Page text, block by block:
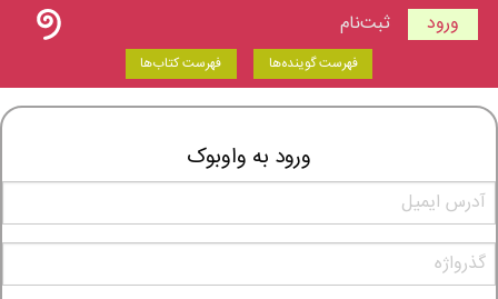
ورود ثبت‌نام
فهرست گوینده‌ها فهرست کتاب‌ها
ورود به واوبوک